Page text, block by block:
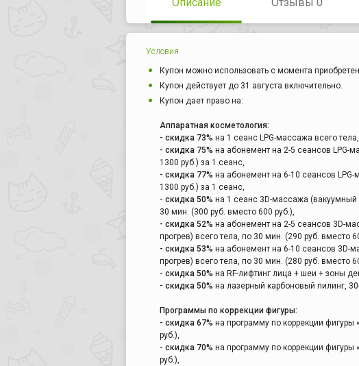
Описание Отзывы 0
Условия
Купон можно использовать с момента
Купон действует до 31 августа включительно.
Купон дает право на:
Аппаратная косметология:
- скидка 73% на 1 сеанс LPG-массажа всего
- скидка 75% на абонемент на 2-5 сеансов LPG-
1300 руб.) за 1 сеанс,
- скидка 77% на абонемент на 6-10 сеансов
1300 руб.) за 1 сеанс,
- скидка 50% на 1 сеанс 3D-массажа (вакуумный
30 мин. (300 руб. вместо 600 руб.),
- скидка 52% на абонемент на 2-5 сеансов 3D-
прогрев) всего тела, по 30 мин. (290 руб. вместо
- скидка 53% на абонемент на 6-10 сеансов 3D-
прогрев) всего тела, по 30 мин. (280 руб. вместо
- скидка 50% на RF-лифтинг лица + шеи + зоны
- скидка 50% на лазерный карбоновый пилинг,
Программы по коррекции фигуры:
- скидка 67% на программу по коррекции фигуры
руб.),
- скидка 70% на программу по коррекции
руб.),